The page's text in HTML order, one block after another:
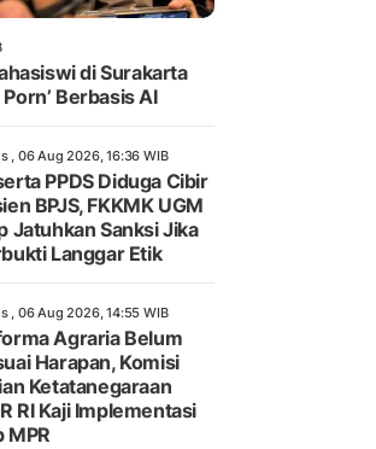
di Surakarta
Berbasis AI
, 06 Aug 2026, 16:36 WIB
PPDS Diduga Cibir
BPJS, FKKMK UGM
Jatuhkan Sanksi Jika
Langgar Etik
, 06 Aug 2026, 14:55 WIB
Agraria Belum
Harapan, Komisi
Ketatanegaraan
RI Kaji Implementasi
MPR